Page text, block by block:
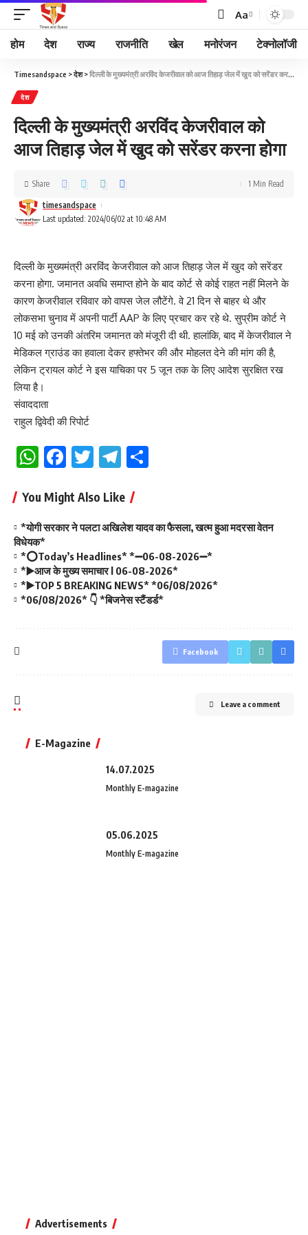
Aa
होम देश राज्य राजनीति खेल मनोरंजन टेक्नोलॉजी
Timesandspace >देश>दिल्ली के मुख्यमंत्री अरविंद केजरीवाल को आज तिहाड़ जेल में खुद को सरेंडर करना होगा
देश
दिल्ली के मुख्यमंत्री अरविंद केजरीवाल को
आज तिहाड़ जेल में खुद को सरेंडर करना होगा
Last updated: 2024/06/02 at 10:48 AM
timesandspace
Share 1 Min Read
दिल्ली के मुख्यमंत्री अरविंद केजरीवाल को आज तिहाड़ जेल में खुद को सरेंडर
करना होगा. जमानत अवधि समाप्त होने के बाद कोर्ट से कोई राहत नहीं मिलने के
कारण केजरीवाल रविवार को वापस जेल लौटेंगे. वे 21 दिन से बाहर थे और
लोकसभा चुनाव में अपनी पार्टी AAP के लिए प्रचार कर रहे थे. सुप्रीम कोर्ट ने
10 मई को उनकी अंतरिम जमानत को मंजूरी दी थी. हालांकि, बाद में केजरीवाल ने
मेडिकल ग्राउंड का हवाला देकर हफ्तेभर की और मोहलत देने की मांग की है,
लेकिन ट्रायल कोर्ट ने इस याचिका पर 5 जून तक के लिए आदेश सुरक्षित रख
लिया है।
संवाददाता
राहुल द्विवेदी की रिपोर्ट
WhatsApp
Facebook
TwitterTelegram
You Might Also Like
*योगी सरकार ने पलटा अखिलेश यादव का फैसला, खत्म हुआ मदरसा वेतन
विधेयक*
*⭕Today’s Headlines* *➖06-08-2026➖*
*▶️आज के मुख्य समाचार l 06-08-2026*
*▶️TOP 5 BREAKING NEWS* *06/08/2026*
*06/08/2026* 👇 *बिजनेस स्टैंडर्ड*
Facebook
Leave a comment
E-Magazine
14.07.2025
Monthly E-magazine
05.06.2025
Monthly E-magazine
Advertisements